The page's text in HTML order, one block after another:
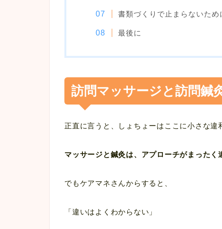
書類づくりで止まらないた
最後に
訪問マッサージと訪問鍼
正直に言うと、しょちょーはここに小さな違
マッサージと鍼灸は、アプローチがまったく
でもケアマネさんからすると、
「違いはよくわからない」